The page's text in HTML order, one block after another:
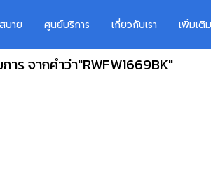
บาย ศูนย์บริการ เกี่ยวกับเรา เพิ่มเ
าร จากคำว่า"RWFW1669BK"